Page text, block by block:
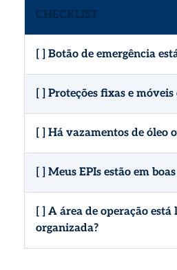
CHECKLIST
[ ] Botão de emergência
[ ] Proteções fixas e
[ ] Há vazamentos de óleo
[ ] Meus EPIs estão em
[ ] A área de operação
organizada?